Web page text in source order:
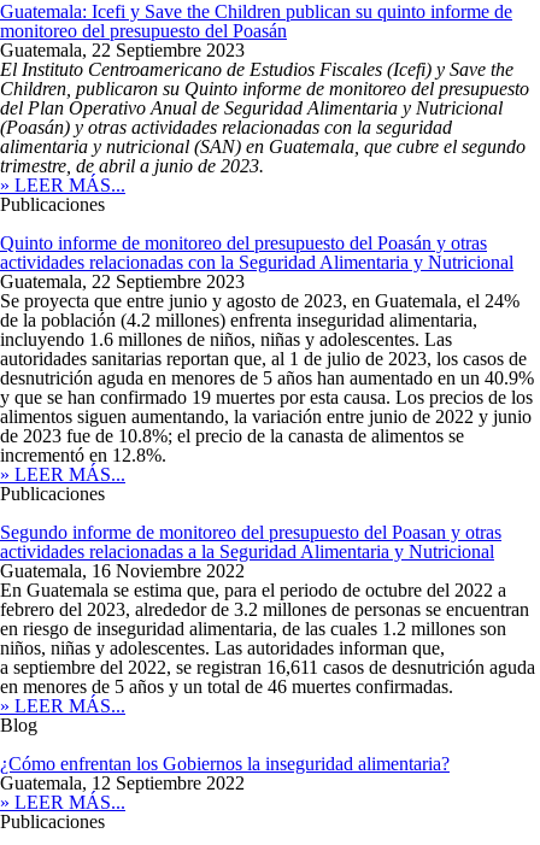
Guatemala: Icefi y Save the Children publican su quinto informe de
monitoreo del presupuesto del Poasán
Guatemala, 22 Septiembre 2023
El Instituto Centroamericano de Estudios Fiscales (Icefi) y Save the
Children, publicaron su Quinto informe de monitoreo del presupuesto
del Plan Operativo Anual de Seguridad Alimentaria y Nutricional
(Poasán) y otras actividades relacionadas con la seguridad
alimentaria y nutricional (SAN) en Guatemala, que cubre el segundo
trimestre, de abril a junio de 2023.
» LEER MÁS...
Publicaciones
Quinto informe de monitoreo del presupuesto del Poasán y otras
actividades relacionadas con la Seguridad Alimentaria y Nutricional
Guatemala, 22 Septiembre 2023
Se proyecta que entre junio y agosto de 2023, en Guatemala, el 24%
de la población (4.2 millones) enfrenta inseguridad alimentaria,
incluyendo 1.6 millones de niños, niñas y adolescentes. Las
autoridades sanitarias reportan que, al 1 de julio de 2023, los casos de
desnutrición aguda en menores de 5 años han aumentado en un 40.9%
y que se han confirmado 19 muertes por esta causa. Los precios de los
alimentos siguen aumentando, la variación entre junio de 2022 y junio
de 2023 fue de 10.8%; el precio de la canasta de alimentos se
incrementó en 12.8%.
» LEER MÁS...
Publicaciones
Segundo informe de monitoreo del presupuesto del Poasan y otras
actividades relacionadas a la Seguridad Alimentaria y Nutricional
Guatemala, 16 Noviembre 2022
En Guatemala se estima que, para el periodo de octubre del 2022 a
febrero del 2023, alrededor de 3.2 millones de personas se encuentran
en riesgo de inseguridad alimentaria, de las cuales 1.2 millones son
niños, niñas y adolescentes. Las autoridades informan que,
a septiembre del 2022, se registran 16,611 casos de desnutrición aguda
en menores de 5 años y un total de 46 muertes confirmadas.
» LEER MÁS...
Blog
¿Cómo enfrentan los Gobiernos la inseguridad alimentaria?
Guatemala, 12 Septiembre 2022
» LEER MÁS...
Publicaciones